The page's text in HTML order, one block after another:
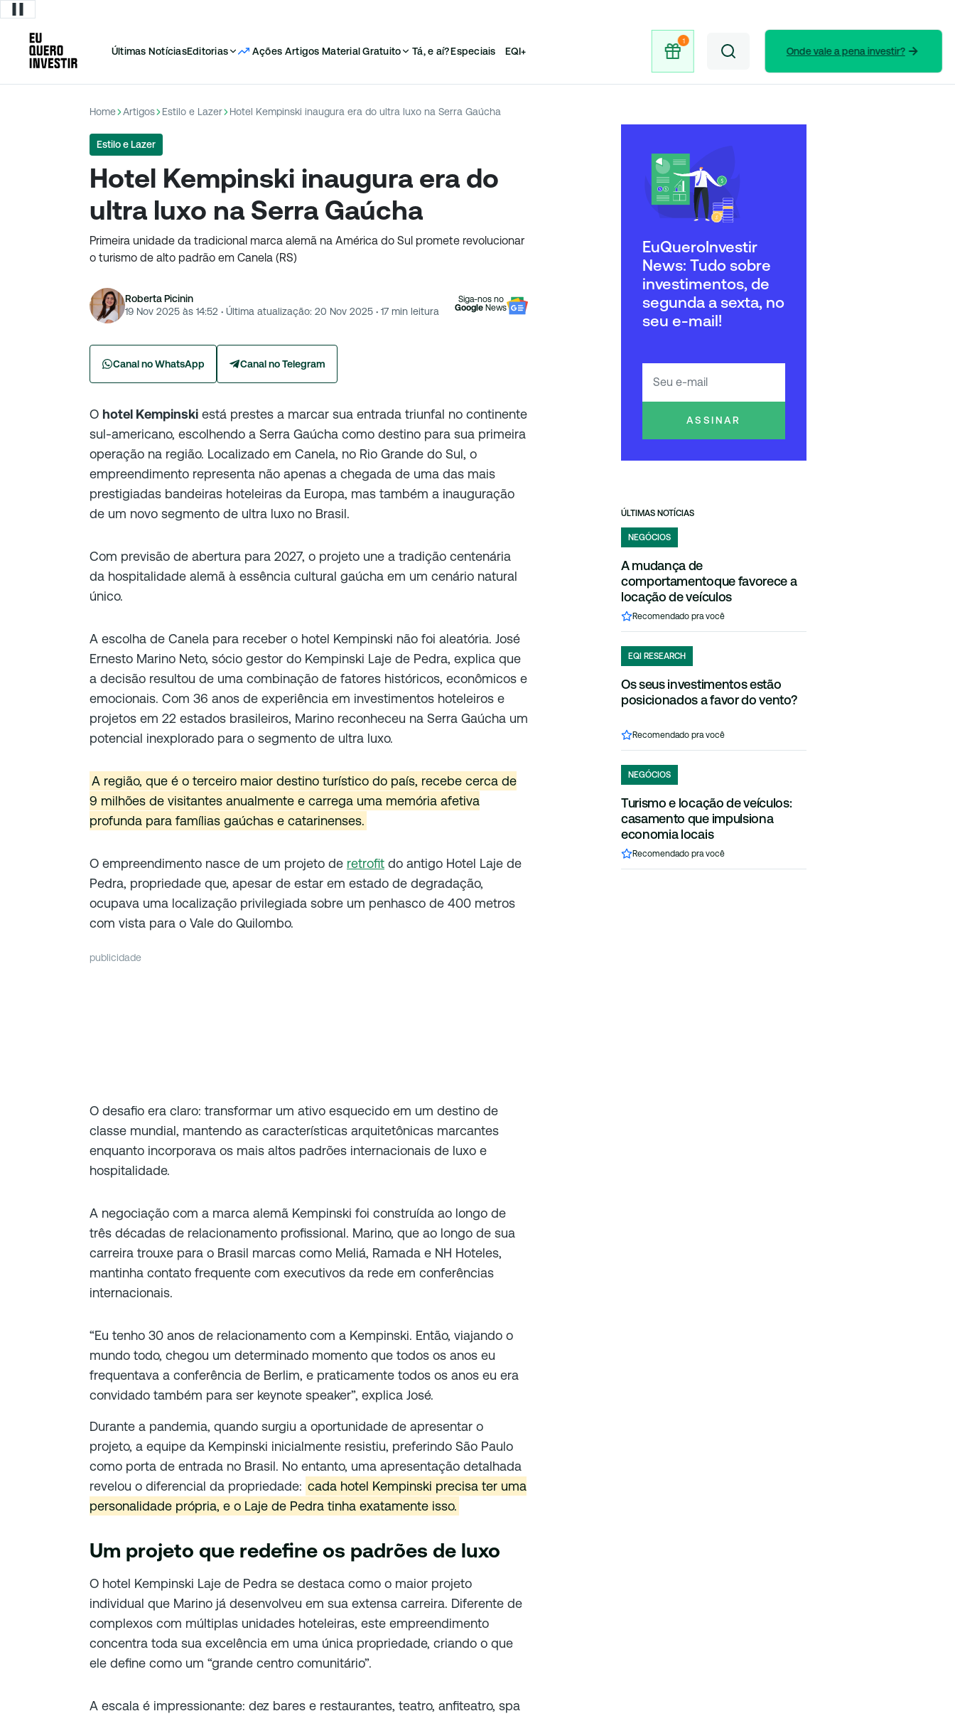
Últimas NotíciasEditorias Ações Artigos Material Gratuito Tá, e aí?Especiais EQI+ Onde vale a pena investir?
Home Artigos Estilo e Lazer Hotel Kempinski inaugura era do ultra luxo na Serra Gaúcha
Estilo e Lazer
Hotel Kempinski inaugura era do
ultra luxo na Serra Gaúcha
Primeira unidade da tradicional marca alemã na América do Sul promete revolucionar
o turismo de alto padrão em Canela (RS)
Roberta Picinin
19 Nov 2025 às 14:52 · Última atualização: 20 Nov 2025 · 17 min leitura
Siga-nos no
Google News
Canal no WhatsApp Canal no Telegram
O hotel Kempinski está prestes a marcar sua entrada triunfal no continente
sul-americano, escolhendo a Serra Gaúcha como destino para sua primeira
operação na região. Localizado em Canela, no Rio Grande do Sul, o
empreendimento representa não apenas a chegada de uma das mais
prestigiadas bandeiras hoteleiras da Europa, mas também a inauguração
de um novo segmento de ultra luxo no Brasil.
Com previsão de abertura para 2027, o projeto une a tradição centenária
da hospitalidade alemã à essência cultural gaúcha em um cenário natural
único.
A escolha de Canela para receber o hotel Kempinski não foi aleatória. José
Ernesto Marino Neto, sócio gestor do Kempinski Laje de Pedra, explica que
a decisão resultou de uma combinação de fatores históricos, econômicos e
emocionais. Com 36 anos de experiência em investimentos hoteleiros e
projetos em 22 estados brasileiros, Marino reconheceu na Serra Gaúcha um
potencial inexplorado para o segmento de ultra luxo.
A região, que é o terceiro maior destino turístico do país, recebe cerca de
9 milhões de visitantes anualmente e carrega uma memória afetiva
profunda para famílias gaúchas e catarinenses.
O empreendimento nasce de um projeto de retrofit do antigo Hotel Laje de
Pedra, propriedade que, apesar de estar em estado de degradação,
ocupava uma localização privilegiada sobre um penhasco de 400 metros
com vista para o Vale do Quilombo.
publicidade
O desafio era claro: transformar um ativo esquecido em um destino de
classe mundial, mantendo as características arquitetônicas marcantes
enquanto incorporava os mais altos padrões internacionais de luxo e
hospitalidade.
A negociação com a marca alemã Kempinski foi construída ao longo de
três décadas de relacionamento profissional. Marino, que ao longo de sua
carreira trouxe para o Brasil marcas como Meliá, Ramada e NH Hoteles,
mantinha contato frequente com executivos da rede em conferências
internacionais.
“Eu tenho 30 anos de relacionamento com a Kempinski. Então, viajando o
mundo todo, chegou um determinado momento que todos os anos eu
frequentava a conferência de Berlim, e praticamente todos os anos eu era
convidado também para ser keynote speaker”, explica José.
Durante a pandemia, quando surgiu a oportunidade de apresentar o
projeto, a equipe da Kempinski inicialmente resistiu, preferindo São Paulo
como porta de entrada no Brasil. No entanto, uma apresentação detalhada
revelou o diferencial da propriedade: cada hotel Kempinski precisa ter uma
personalidade própria, e o Laje de Pedra tinha exatamente isso.
Um projeto que redefine os padrões de luxo
O hotel Kempinski Laje de Pedra se destaca como o maior projeto
individual que Marino já desenvolveu em sua extensa carreira. Diferente de
complexos com múltiplas unidades hoteleiras, este empreendimento
concentra toda sua excelência em uma única propriedade, criando o que
ele define como um “grande centro comunitário”.
A escala é impressionante: dez bares e restaurantes, teatro, anfiteatro, spa
EuQueroInvestir
News: Tudo sobre
investimentos, de
segunda a sexta, no
seu e-mail!
ASSINAR
ÚLTIMAS NOTÍCIAS
NEGÓCIOS
A mudança de
comportamentoque favorece a
locação de veículos
Recomendado pra você
EQI RESEARCH
Os seus investimentos estão
posicionados a favor do vento?
Recomendado pra você
NEGÓCIOS
Turismo e locação de veículos:
casamento que impulsiona
economia locais
Recomendado pra você